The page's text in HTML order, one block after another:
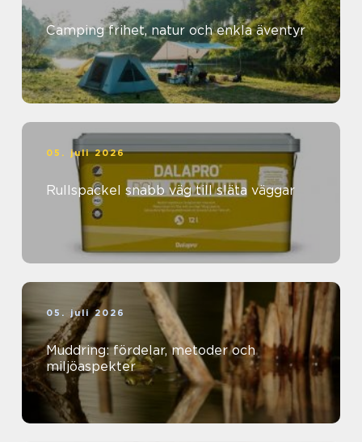
Camping frihet, natur och enkla äventyr
05. juli 2026
Rullspackel snabb väg till släta väggar
05. juli 2026
Muddring: fördelar, metoder och
miljöaspekter